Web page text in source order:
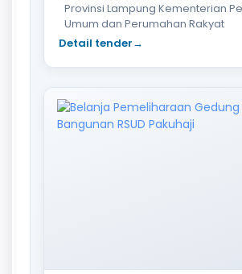
Provinsi Lampung Kementerian
Umum dan Perumahan Rakyat
Detail tender→